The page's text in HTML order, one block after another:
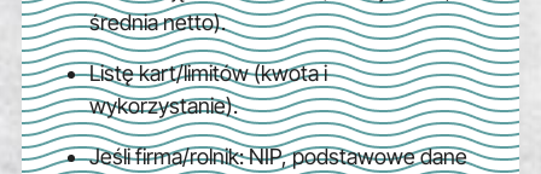
średnia netto).
Listę kart/limitów (kwota i
wykorzystanie).
Jeśli firma/rolnik: NIP, podstawowe dane